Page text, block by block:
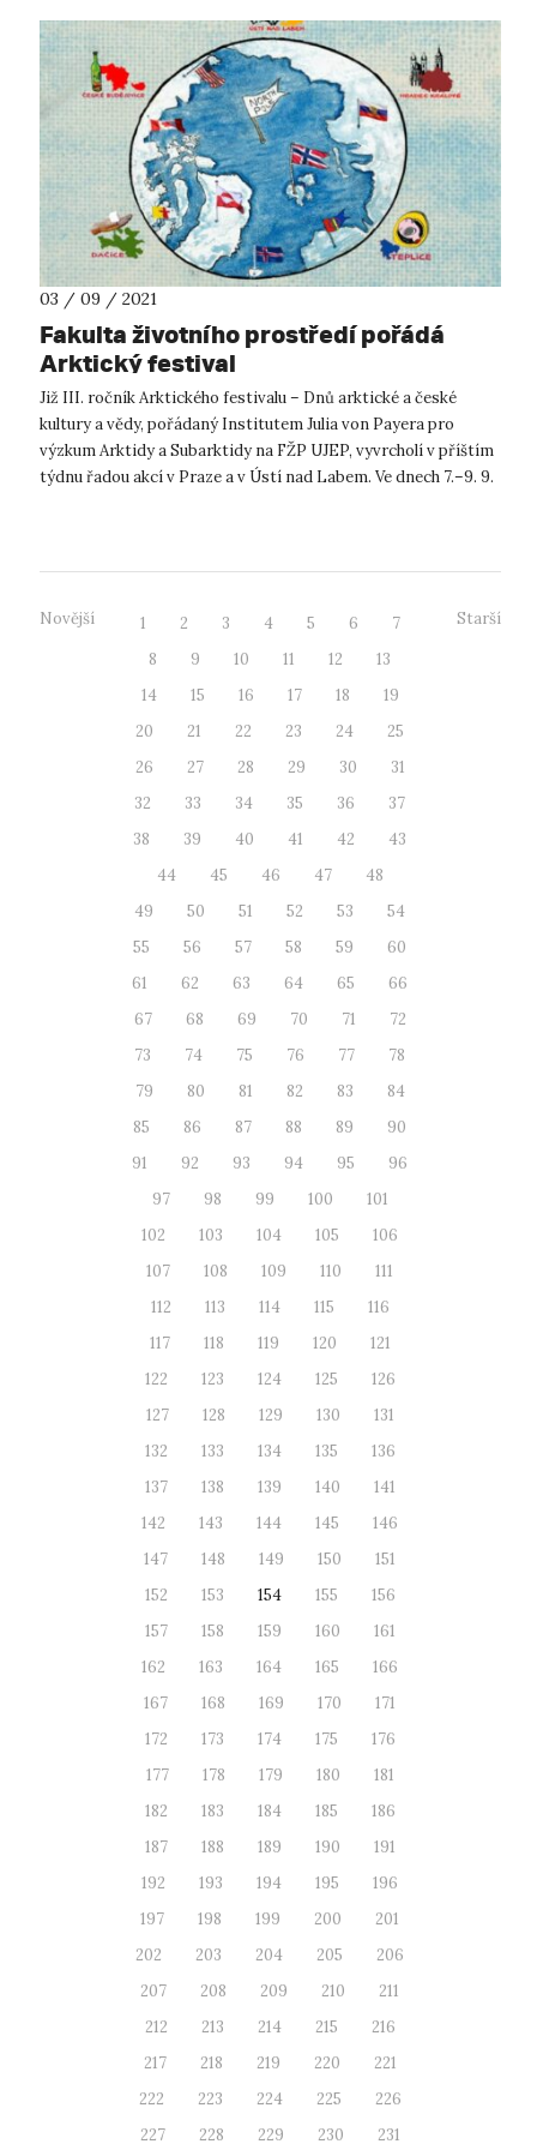
03 / 09 / 2021
Fakulta životního prostředí pořádá
Arktický festival
Již III. ročník Arktického festivalu – Dnů arktické a české
kultury a vědy, pořádaný Institutem Julia von Payera pro
výzkum Arktidy a Subarktidy na FŽP UJEP, vyvrcholí v příštím
týdnu řadou akcí v Praze a v Ústí nad Labem. Ve dnech 7.–9. 9.
Novější 1 2 3 4 5 6
7
8
9 10 11 12
13
14
15 16 17 18
19
20
21 22 23 24
25
26
27 28 29 30
31
32
33 34 35 36
37
38
39 40 41 42
43
44
45 46 47
48
49
50 51 52 53
54
55
56 57 58 59
60
61
62 63 64 65
66
67
68 69 70 71
72
73
74 75 76 77
78
79
80 81 82 83
84
85
86 87 88 89
90
91
92 93 94 95
96
97
98 99 100
101
102
103 104 105
106
107
108 109 110
111
112
113 114 115
116
117
118 119 120
121
122
123 124 125
126
127
128 129 130
131
132
133 134 135
136
137
138 139 140
141
142
143 144 145
146
147
148 149 150
151
152
153 154 155
156
157
158 159 160
161
162
163 164 165
166
167
168 169 170
171
172
173 174 175
176
177
178 179 180
181
182
183 184 185
186
187
188 189 190
191
192
193 194 195
196
197
198 199 200
201
202
203 204 205
206
207
208 209 210
211
212
213 214 215
216
217
218 219 220
221
222
223 224 225
226
227
228 229 230
231
Starší